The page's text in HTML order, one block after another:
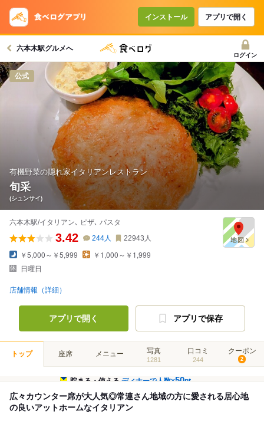
インストール アプリで開く
六本木駅グルメへ
ログイン
公式
有機野菜の隠れ家イタリアンレストラン
旬采
(シュンサイ)
六本木駅/イタリアン､ ピザ､ パスタ
3.42 244人 22943 人
￥5,000～￥5,999
￥1,000～￥1,999
日曜日
店舗情報（詳細）
アプリで開く アプリで保存
トップ 座席 メニュー 写真
1281
口コミ
244
クーポン
2
貯まる・使えるディナーで人数×50pt
広々カウンター席が大人気◎常連さん地域の方に愛される居心地
の良いアットホームなイタリアン
コースで使えるクーポン
戻る
クーポンを利用せず予約する